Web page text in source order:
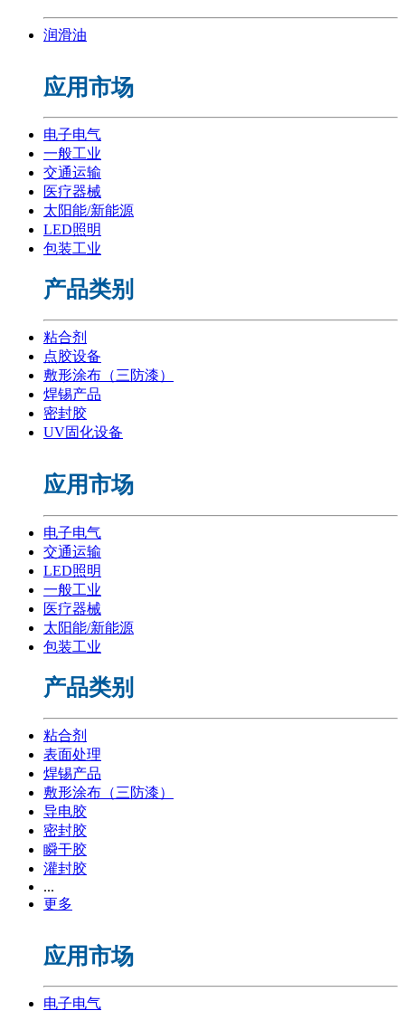
润滑油
应用市场
电子电气
一般工业
交通运输
医疗器械
太阳能/新能源
LED照明
包装工业
产品类别
粘合剂
点胶设备
敷形涂布（三防漆）
焊锡产品
密封胶
UV固化设备
应用市场
电子电气
交通运输
LED照明
一般工业
医疗器械
太阳能/新能源
包装工业
产品类别
粘合剂
表面处理
焊锡产品
敷形涂布（三防漆）
导电胶
密封胶
瞬干胶
灌封胶
...
更多
应用市场
电子电气